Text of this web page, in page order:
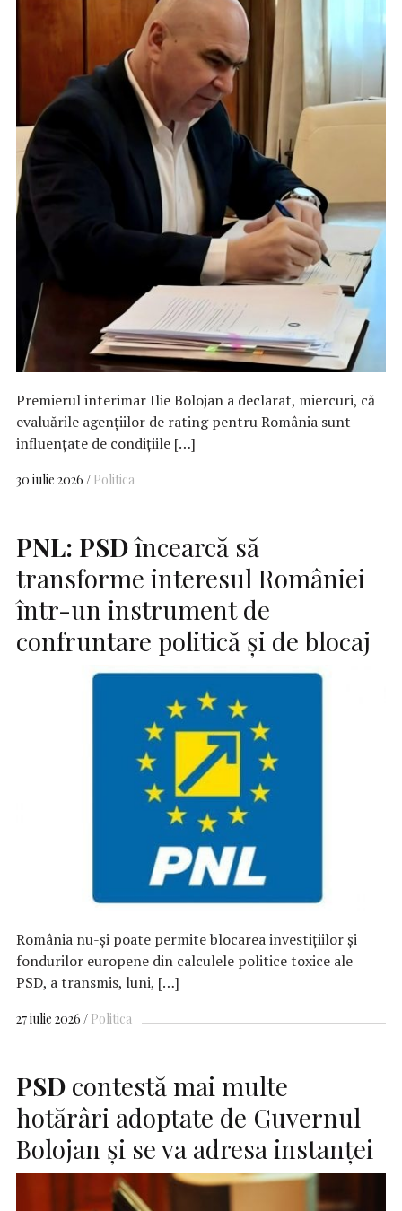
Premierul interimar Ilie Bolojan a declarat, miercuri, că
evaluările agențiilor de rating pentru România sunt
influențate de condițiile […]
30 iulie 2026 Politica
PNL: PSDîncearcă să
transforme interesul României
într-un instrument de
confruntare politică şi de blocaj
România nu-şi poate permite blocarea investiţiilor şi
fondurilor europene din calculele politice toxice ale
PSD, a transmis, luni, […]
27 iulie 2026 Politica
PSD contestă mai multe
hotărâri adoptate de Guvernul
Bolojan şi se va adresa instanţei